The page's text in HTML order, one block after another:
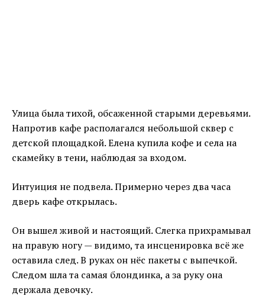
Улица была тихой, обсаженной старыми деревьями.
Напротив кафе располагался небольшой сквер с
детской площадкой. Елена купила кофе и села на
скамейку в тени, наблюдая за входом.
Интуиция не подвела. Примерно через два часа
дверь кафе открылась.
Он вышел живой и настоящий. Слегка прихрамывал
на правую ногу — видимо, та инсценировка всё же
оставила след. В руках он нёс пакеты с выпечкой.
Следом шла та самая блондинка, а за руку она
держала девочку.